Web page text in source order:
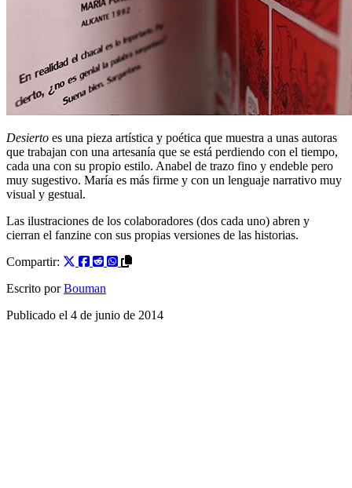
Desierto es una pieza artística y poética que muestra a unas autoras
que trabajan con una artesanía que se está perdiendo con el tiempo,
cada una con su propio estilo. Anabel de trazo fino y endeble pero
muy sugestivo. María es más firme y con un lenguaje narrativo muy
visual y gestual.
Las ilustraciones de los colaboradores (dos cada uno) abren y
cierran el fanzine con sus propias versiones de las historias.
Compartir:
Escrito por Bouman
Publicado el 4 de junio de 2014